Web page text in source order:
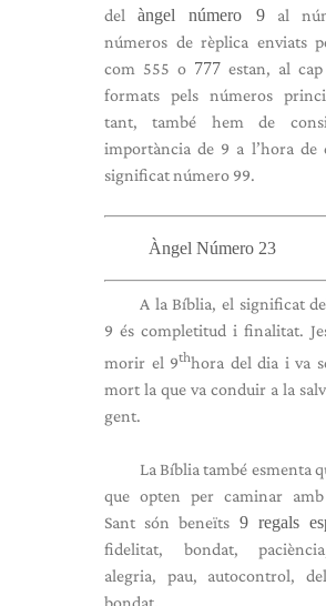
delàngel número 9al
números de rèplica enviats
com 555 o 777 estan, al
formats pels números
tant, també hem de
importància de 9 a l’hora de
significat número 99.
Àngel Número 23
A la Bíblia, el significat
9 és completitud i finalitat.
morir el 9thhora del dia i va
mort la que va conduir a la
gent.
La Bíblia també esmenta
que opten per caminar amb
Sant són beneïts 9 regals
fidelitat, bondat,
alegria, pau, autocontrol,